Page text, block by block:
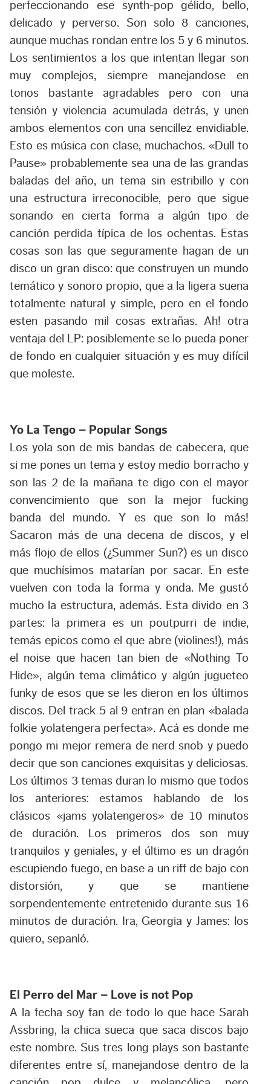
perfeccionando ese synth-pop gélido, bello,
delicado y perverso. Son solo 8 canciones,
aunque muchas rondan entre los 5 y 6 minutos.
Los sentimientos a los que intentan llegar son
muy complejos, siempre manejandose en
tonos bastante agradables pero con una
tensión y violencia acumulada detrás, y unen
ambos elementos con una sencillez envidiable.
Esto es música con clase, muchachos. «Dull to
Pause» probablemente sea una de las grandas
baladas del año, un tema sin estribillo y con
una estructura irreconocible, pero que sigue
sonando en cierta forma a algún tipo de
canción perdida típica de los ochentas. Estas
cosas son las que seguramente hagan de un
disco un gran disco: que construyen un mundo
temático y sonoro propio, que a la ligera suena
totalmente natural y simple, pero en el fondo
esten pasando mil cosas extrañas. Ah! otra
ventaja del LP: posiblemente se lo pueda poner
de fondo en cualquier situación y es muy difícil
que moleste.
Yo La Tengo – Popular Songs
Los yola son de mis bandas de cabecera, que
si me pones un tema y estoy medio borracho y
son las 2 de la mañana te digo con el mayor
convencimiento que son la mejor fucking
banda del mundo. Y es que son lo más!
Sacaron más de una decena de discos, y el
más flojo de ellos (¿Summer Sun?) es un disco
que muchísimos matarían por sacar. En este
vuelven con toda la forma y onda. Me gustó
mucho la estructura, además. Esta divido en 3
partes: la primera es un poutpurri de indie,
temás epicos como el que abre (violines!), más
el noise que hacen tan bien de «Nothing To
Hide», algún tema climático y algún jugueteo
funky de esos que se les dieron en los últimos
discos. Del track 5 al 9 entran en plan «balada
folkie yolatengera perfecta». Acá es donde me
pongo mi mejor remera de nerd snob y puedo
decir que son canciones exquisitas y deliciosas.
Los últimos 3 temas duran lo mismo que todos
los anteriores: estamos hablando de los
clásicos «jams yolatengeros» de 10 minutos
de duración. Los primeros dos son muy
tranquilos y geniales, y el último es un dragón
escupiendo fuego, en base a un riff de bajo con
distorsión, y que se mantiene
sorpendentemente entretenido durante sus 16
minutos de duración. Ira, Georgia y James: los
quiero, sepanló.
El Perro del Mar – Love is not Pop
A la fecha soy fan de todo lo que hace Sarah
Assbring, la chica sueca que saca discos bajo
este nombre. Sus tres long plays son bastante
diferentes entre sí, manejandose dentro de la